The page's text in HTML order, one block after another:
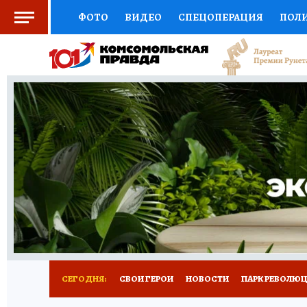
ФОТО ВИДЕО СПЕЦОПЕРАЦИЯ
СОЦПОДДЕРЖКА НАУКА СПОРТ
ВЫБОР ЭКСПЕРТОВ ДОКТОР
КНИЖНАЯ ПОЛКА ПРОГНОЗЫ НА СПОРТ
ПРЕСС-ЦЕНТР НЕДВИЖИМОСТЬ
ВСЕ О КП РАДИО КП РЕКЛАМА ТЕСТЫ
СЕГОДНЯ: СВОИ ГЕРОИ НОВОСТИ ПАРК